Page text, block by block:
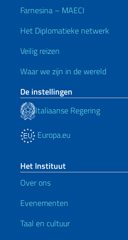
Farnesina – MAECI
Het Diplomatieke netwerk
Veilig reizen
Waar we zijn in de wereld
De instellingen
Italiaanse Regering
Europa.eu
Het Instituut
Over ons
Evenementen
Taal en cultuur